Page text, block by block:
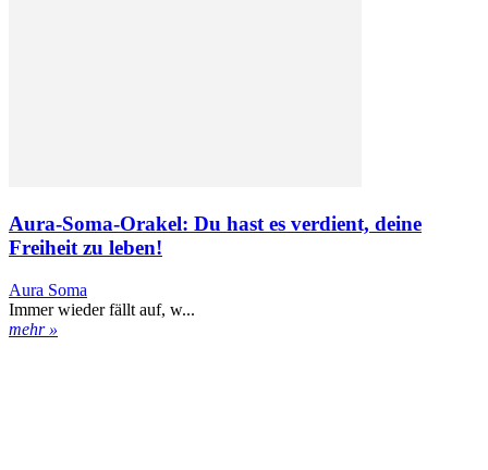
Aura-Soma-Orakel: Du hast es verdient, deine
Freiheit zu leben!
Aura Soma
Immer wieder fällt auf, w...
mehr »